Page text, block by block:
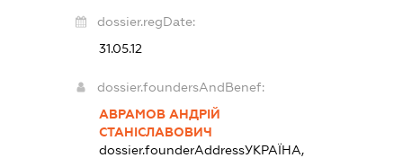
dossier.regDate:
31.05.12
dossier.foundersAndBenef:
АВРАМОВ АНДРІЙ
СТАНІСЛАВОВИЧ
dossier.founderAddressУКРАЇНА,